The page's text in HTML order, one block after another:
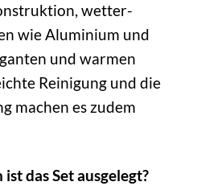
wetter­
wie Aluminium und
und warmen
Reinigung und die
machen es zudem
das Set ausgelegt?